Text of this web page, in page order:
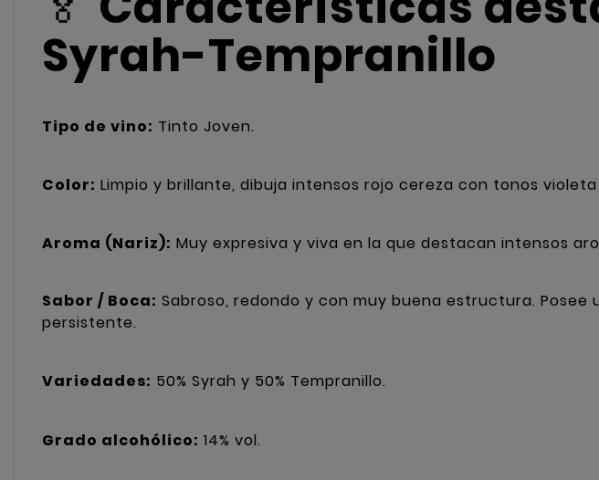
Syrah-Tempranillo
Tipo de vino: Tinto Joven.
Color: Limpio y brillante, dibuja intensos rojo cereza con tonos
Aroma (Nariz): Muy expresiva y viva en la que destacan intensos
Sabor / Boca: Sabroso, redondo y con muy buena estructura.
persistente.
Variedades: 50% Syrah y 50% Tempranillo.
Grado alcohólico: 14% vol.